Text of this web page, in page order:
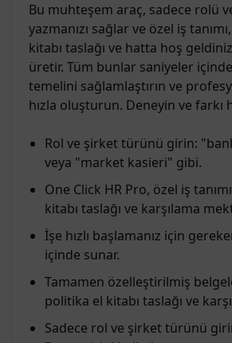
Bu muhteşem araç, sadece rolü
yazmanızı sağlar ve özel iş
kitabı taslağı ve hatta hoş
üretir. Tüm bunlar saniyeler
temelini sağlamlaştırın ve
hızla oluşturun. Deneyin ve farkı
Rol ve şirket türünü girin:
veya "market kasieri" gibi.
One Click HR Pro, özel iş
kitabı taslağı ve karşılama
İşe hızlı başlamanız için
içinde sunar.
Tamamen özelleştirilmiş
politika el kitabı taslağı ve
Sadece rol ve şirket türünü